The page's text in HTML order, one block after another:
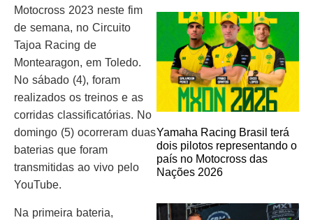
Motocross 2023 neste fim
de semana, no Circuito
Tajoa Racing de
Montearagon, em Toledo.
No sábado (4), foram
realizados os treinos e as
corridas classificatórias. No
domingo (5) ocorreram duas
baterias que foram
transmitidas ao vivo pelo
YouTube.
Na primeira bateria,
Yamaha Racing Brasil terá
dois pilotos representando o
país no Motocross das
Nações 2026